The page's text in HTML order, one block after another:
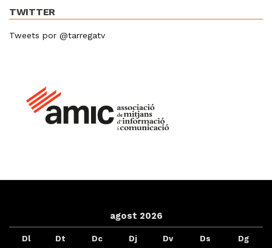
TWITTER
Tweets por @tarregatv
agost 2026
Dl Dt Dc Dj Dv Ds Dg